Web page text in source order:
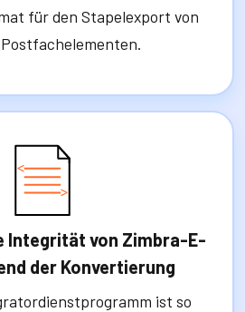
für den Stapelexport von
Integrität von Zimbra-E-
der Konvertierung
ist so